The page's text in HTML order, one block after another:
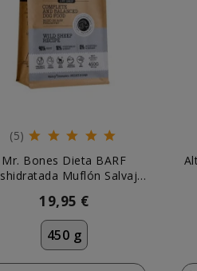
(5)
Mr. Bones Dieta BARF
Muflón Salvaje
19,95 €
450 g